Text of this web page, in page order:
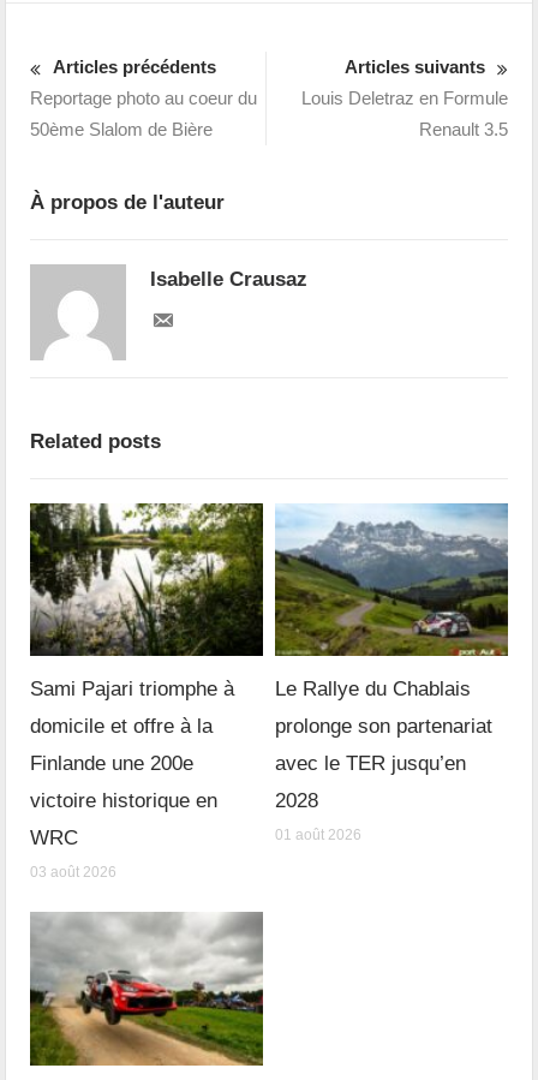
Articles précédents
Reportage photo au coeur du
50ème Slalom de Bière
Articles suivants
Louis Deletraz en Formule
Renault 3.5
À propos de l'auteur
Isabelle Crausaz
Related posts
Sami Pajari triomphe à
domicile et offre à la
Finlande une 200e
victoire historique en
WRC
03 août 2026
Le Rallye du Chablais
prolonge son partenariat
avec le TER jusqu’en
2028
01 août 2026